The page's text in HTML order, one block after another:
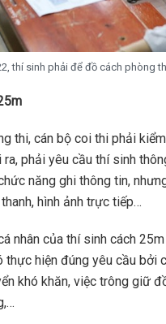
thí sinh phải để đồ cách phòng
thi, cán bộ coi thi phải
phải yêu cầu thí sinh
năng ghi thông tin,
hình ảnh trực tiếp…
nhân của thí sinh cách
thực hiện đúng yêu cầu bởi
khó khăn, việc trông giữ